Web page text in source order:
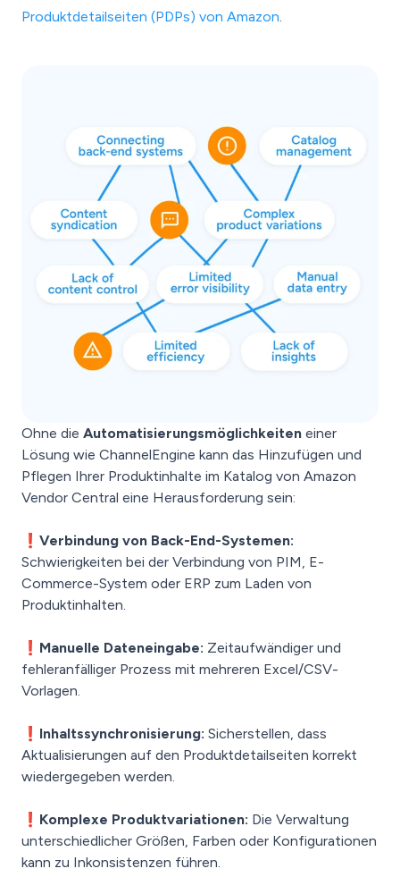
Produktdetailseiten (PDPs) von Amazon.
Ohne die Automatisierungsmöglichkeiten einer
Lösung wie ChannelEngine kann das Hinzufügen und
Pflegen Ihrer Produktinhalte im Katalog von Amazon
Vendor Central eine Herausforderung sein:
❗Verbindung von Back-End-Systemen:
Schwierigkeiten bei der Verbindung von PIM, E-
Commerce-System oder ERP zum Laden von
Produktinhalten.
❗Manuelle Dateneingabe: Zeitaufwändiger und
fehleranfälliger Prozess mit mehreren Excel/CSV-
Vorlagen.
❗Inhaltssynchronisierung: Sicherstellen, dass
Aktualisierungen auf den Produktdetailseiten korrekt
wiedergegeben werden.
❗Komplexe Produktvariationen: Die Verwaltung
unterschiedlicher Größen, Farben oder Konfigurationen
kann zu Inkonsistenzen führen.